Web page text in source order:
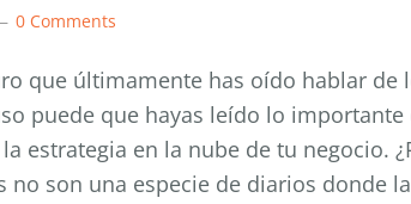
0 Comments
que últimamente has oído hablar de
puede que hayas leído lo importante
estrategia en la nube de tu negocio.
no son una especie de diarios donde